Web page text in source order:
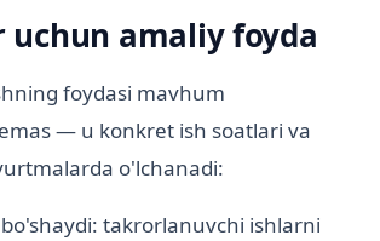
uchun amaliy foyda
foydasi mavhum
— u konkret ish soatlari va
o'lchanadi:
takrorlanuvchi ishlarni